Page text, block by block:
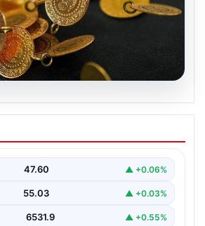
Altın Fiyatları Canlı
Çeyrek, Yarım ve
başında tansiyon yükseldi. ABD
47.60 ▲ +0.06%
55.03 ▲ +0.03%
6531.9 ▲ +0.55%